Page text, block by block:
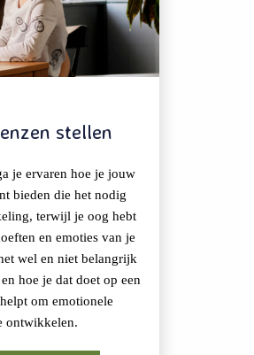
stellen
je ervaren hoe je jouw
bieden die het nodig
terwijl je oog hebt
en emoties van je
wel en niet belangrijk
hoe je dat doet op een
om emotionele
ontwikkelen.